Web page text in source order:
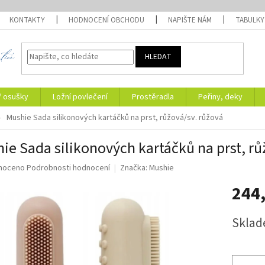
KONTAKTY HODNOCENÍ OBCHODU NAPIŠTE NÁM TABULKY
HLEDAT
osušky Ložní povlečení Prostěradla Peřiny, deky
Mushie Sada silikonových kartáčků na prst, růžová/sv. růžová
Sada silikonových kartáčků na prst,
Podrobnosti hodnocení Značka: Mushie
cena: